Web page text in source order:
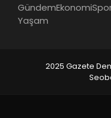
GündemEkonomi
Yaşam
2025 Gazete